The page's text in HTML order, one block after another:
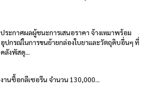
ประกาศผลผู้ชนะการเสนอราคา จ้างเหมาพร้อม
อุปกรณ์ในการขนย้ายกล่องใบยาและวัตถุดิบอื่นๆ ที่
คลังพัสดุ...
งานซื้อกลีเซอรีน จำนวน 130,000...